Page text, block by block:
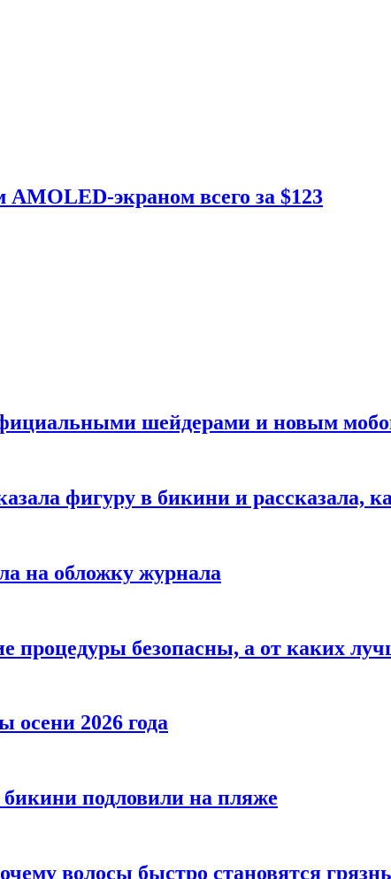
экраном всего за $123
шейдерами и новым
фигуру в бикини и рассказала,
на обложку журнала
процедуры безопасны, а от каких
2026 года
подловили на пляже
волосы быстро становятся